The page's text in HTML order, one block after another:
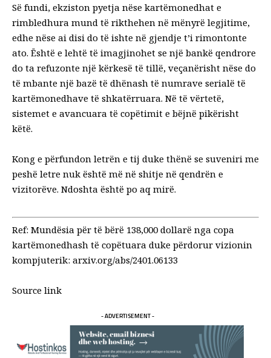
Së fundi, ekziston pyetja nëse kartëmonedhat e
rimbledhura mund të rikthehen në mënyrë legjitime,
edhe nëse ai disi do të ishte në gjendje t’i rimontonte
ato. Është e lehtë të imagjinohet se një bankë qendrore
do ta refuzonte një kërkesë të tillë, veçanërisht nëse do
të mbante një bazë të dhënash të numrave serialë të
kartëmonedhave të shkatërruara. Në të vërtetë,
sistemet e avancuara të copëtimit e bëjnë pikërisht
këtë.
Kong e përfundon letrën e tij duke thënë se suveniri me
peshë letre nuk është më në shitje në qendrën e
vizitorëve. Ndoshta është po aq mirë.
Ref: Mundësia për të bërë 138,000 dollarë nga copa
kartëmonedhash të copëtuara duke përdorur vizionin
kompjuterik: arxiv.org/abs/2401.06133
Source link
- ADVERTISEMENT -